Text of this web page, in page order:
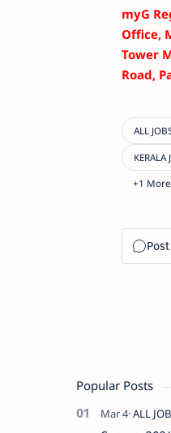
myG
Office,
Tower
Road,
Popular Posts